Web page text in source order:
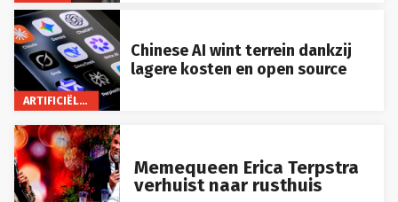
ARTIFICIËLE INTELLIGENTIE
Chinese AI wint terrein dankzij
lagere kosten en open source
Memequeen Erica Terpstra
verhuist naar rusthuis